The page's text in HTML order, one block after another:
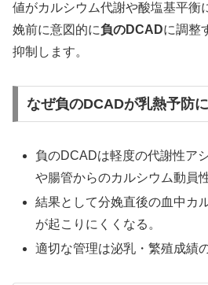
値がカルシウム代謝や酸塩基平衡
娩前に意図的に負のDCADに調整
抑制します。
なぜ負のDCADが乳熱予防
負のDCADは軽度の代謝性ア
や腸管からのカルシウム動員
結果として分娩直後の血中カ
が起こりにくくなる。
適切な管理は泌乳・繁殖成績